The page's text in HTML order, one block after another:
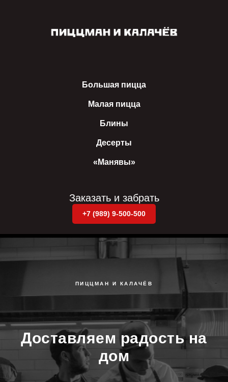
Большая пицца
Малая пицца
Блины
Десерты
«Манявы‎»
Заказать и забрать
+7 (989) 9-500-500
ПИЦЦМАН И КАЛАЧЁВ
Доставляем радость на
дом